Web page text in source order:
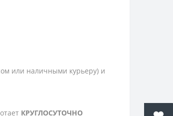
или наличными курьеру) и
КРУГЛОСУТОЧНО